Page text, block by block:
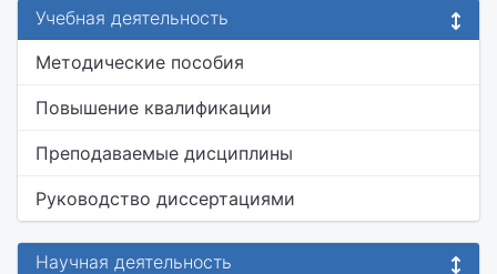
Учебная деятельность
Методические пособия
Повышение квалификации
Преподаваемые дисциплины
Руководство диссертациями
Научная деятельность